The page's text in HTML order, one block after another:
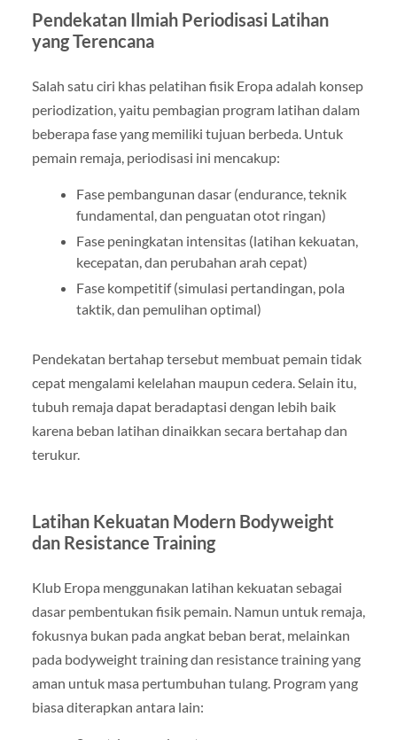
Pendekatan Ilmiah Periodisasi Latihan
yang Terencana
Salah satu ciri khas pelatihan fisik Eropa adalah konsep
periodization, yaitu pembagian program latihan dalam
beberapa fase yang memiliki tujuan berbeda. Untuk
pemain remaja, periodisasi ini mencakup:
Fase pembangunan dasar (endurance, teknik
fundamental, dan penguatan otot ringan)
Fase peningkatan intensitas (latihan kekuatan,
kecepatan, dan perubahan arah cepat)
Fase kompetitif (simulasi pertandingan, pola
taktik, dan pemulihan optimal)
Pendekatan bertahap tersebut membuat pemain tidak
cepat mengalami kelelahan maupun cedera. Selain itu,
tubuh remaja dapat beradaptasi dengan lebih baik
karena beban latihan dinaikkan secara bertahap dan
terukur.
Latihan Kekuatan Modern Bodyweight
dan Resistance Training
Klub Eropa menggunakan latihan kekuatan sebagai
dasar pembentukan fisik pemain. Namun untuk remaja,
fokusnya bukan pada angkat beban berat, melainkan
pada bodyweight training dan resistance training yang
aman untuk masa pertumbuhan tulang. Program yang
biasa diterapkan antara lain: